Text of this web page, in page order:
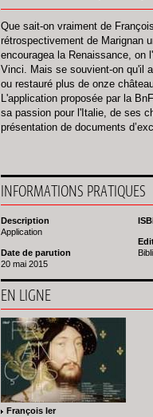
Que sait-on vraiment de François
rétrospectivement de Marignan
encouragea la Renaissance, on
Vinci. Mais se souvient-on qu'il
ou restauré plus de onze
L'application proposée par la
sa passion pour l'Italie, de ses
présentation de documents
INFORMATIONS PRATIQUES
Description
Application
Date de parution
20 mai 2015
EN LIGNE
François Ier